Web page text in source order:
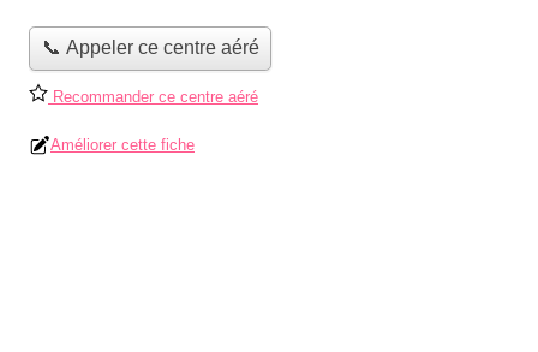
📞 Appeler ce centre aéré
Recommander ce centre aéré
Améliorer cette fiche